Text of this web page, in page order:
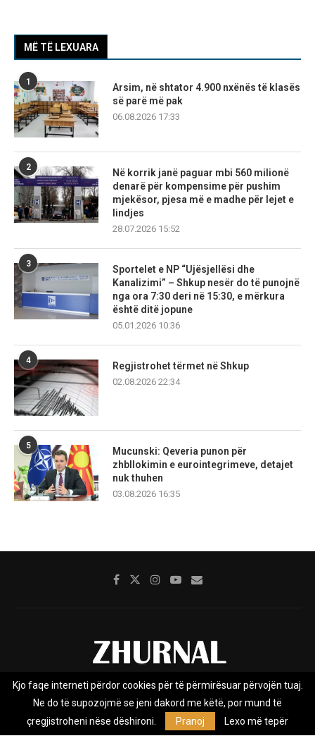
MË TË LEXUARA
1
Arsim, në shtator 4.900 nxënës të klasës
së parë më pak
06.08.2026 17:33
2
Në korrik janë paguar mbi 560 milionë
denarë për kompensime për pushim
mjekësor, pjesa më e madhe për lejet e
lindjes
28.07.2026 15:52
3
Sportelet e NP “Ujësjellësi dhe
Kanalizimi” – Shkup nesër do të punojnë
nga ora 7:30 deri në 15:30, e mërkura
është ditë jopune
05.01.2026 10:36
4
Regjistrohet tërmet në Shkup
02.08.2026 22:34
5
Mucunski: Qeveria punon për
zhbllokimin e eurointegrimeve, detajet
nuk thuhen
03.08.2026 16:35
Rreth nesh Impresumi Marketing
Privacy Policy
Zhurnal.mk është Agjenci e Lajmeve e pavarur, e themeluar në vitin
Kjo faqe interneti përdor cookies për të përmirësuar përvojën tuaj.
Ne do të supozojmë se jeni dakord me këtë, por mund të
çregjistroheni nëse dëshironi.
Pranoj Lexo më tepër